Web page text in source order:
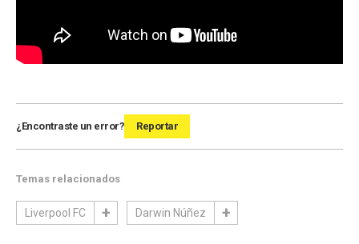
¿Encontraste un error? Reportar
Temas relacionados
Liverpool FC Darwin Núñez